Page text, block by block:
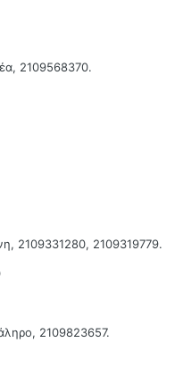
2109568370.
2109331280, 2109319779.
2109823657.